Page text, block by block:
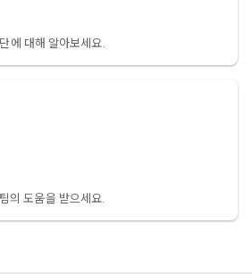
에 대해 알아보세요.
의 도움을 받으세요.